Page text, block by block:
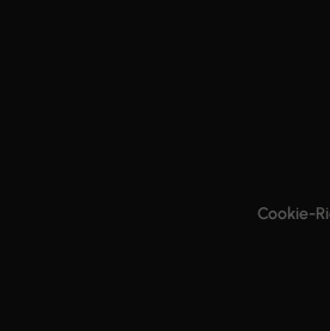
Cookie-